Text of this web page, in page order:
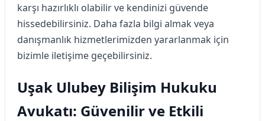
karşı hazırlıklı olabilir ve kendinizi güvende
hissedebilirsiniz. Daha fazla bilgi almak veya
danışmanlık hizmetlerimizden yararlanmak için
bizimle iletişime geçebilirsiniz.
Uşak Ulubey Bilişim Hukuku
Avukatı: Güvenilir ve Etkili